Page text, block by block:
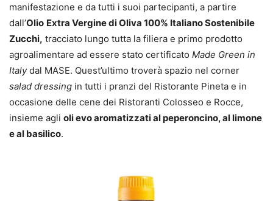
manifestazione e da tutti i suoi partecipanti, a partire
dall’Olio Extra Vergine di Oliva 100% Italiano Sostenibile
Zucchi, tracciato lungo tutta la filiera e primo prodotto
agroalimentare ad essere stato certificato Made Green in
Italydal MASE. Quest’ultimo troverà spazio nel corner
salad dressing in tutti i pranzi del Ristorante Pineta e in
occasione delle cene dei Ristoranti Colosseo e Rocce,
insieme agli oli evo aromatizzati al peperoncino, al limone
e al basilico.